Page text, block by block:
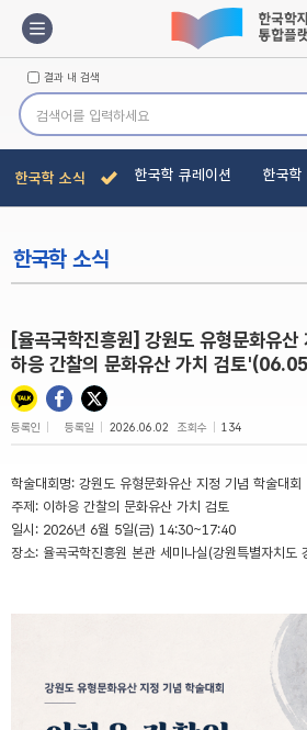
메뉴바
결과 내 검색
한국학 소식 한국학 큐레이션 한국학
한국학 소식
[율곡국학진흥원] 강원도 유형문화유
하응 간찰의 문화유산 가치 검토
등록인 등록일 2026.06.02 조회수 134
학술대회명: 강원도 유형문화유산 지정 기념 학술대회
주제 : 이하응 간찰의 문화유산 가치 검토
일시 : 2026년 6월 5일(금) 14:30~17:40
장소: 율곡국학진흥원 본관 세미나실 (강원특별자치도